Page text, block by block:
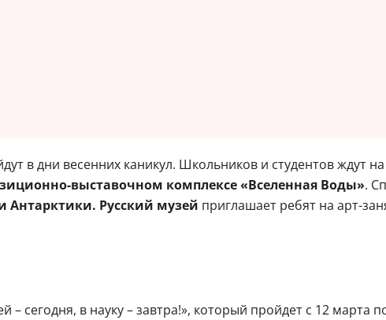
в дни весенних каникул. Школьников и студентов ждут на
выставочном комплексе «Вселенная Воды».
Антарктики. Русский музей приглашает ребят на арт-
сегодня, в науку – завтра!», который пройдет с 12 марта